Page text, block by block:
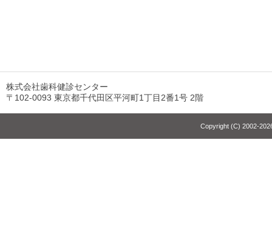
株式会社歯科健診センター
〒102-0093 東京都千代田区平河町1丁目2番1号 2階
Copyright (C) 2002-